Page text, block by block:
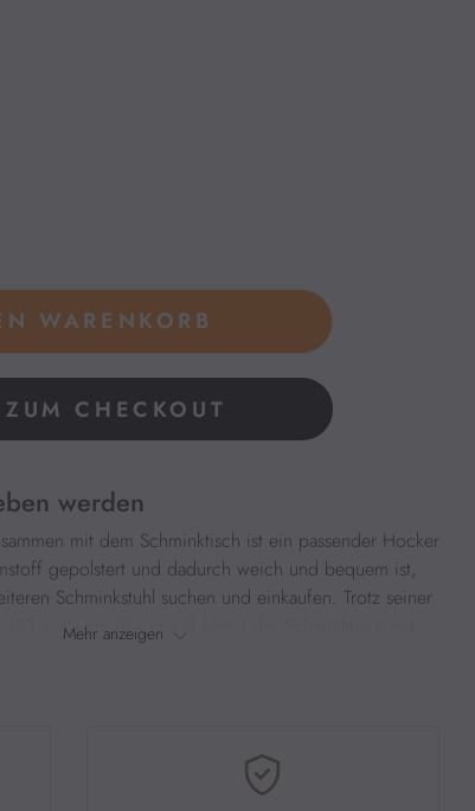
CHECKOUT
werden
mit dem Schminktisch ist ein passender Hocker
gepolstert und dadurch weich und bequem ist,
Schminkstuhl suchen und einkaufen. Trotz seiner
X 40 cm (B x H x T) bietet der Schminktisch mit
Die Schublade für Kosmetik und Accessoires; der
des Hockers für Haartrockner und Lockenstab; die
Mehr anzeigen